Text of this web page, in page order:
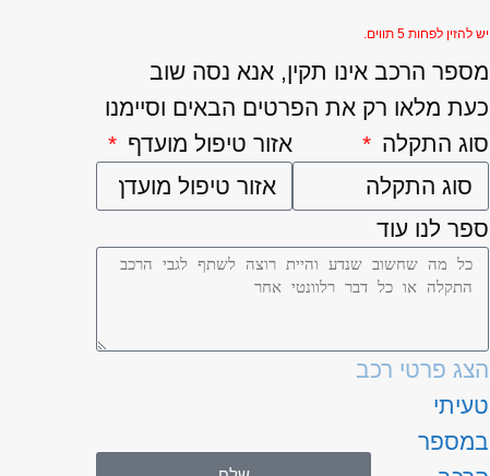
יש להזין לפחות 5 תווים.
מספר הרכב אינו תקין, אנא נסה שוב
כעת מלאו רק את הפרטים הבאים וסיימנו
סוג התקלה
אזור טיפול מועדף
ספר לנו עוד
הצג פרטי רכב
טעיתי
במספר